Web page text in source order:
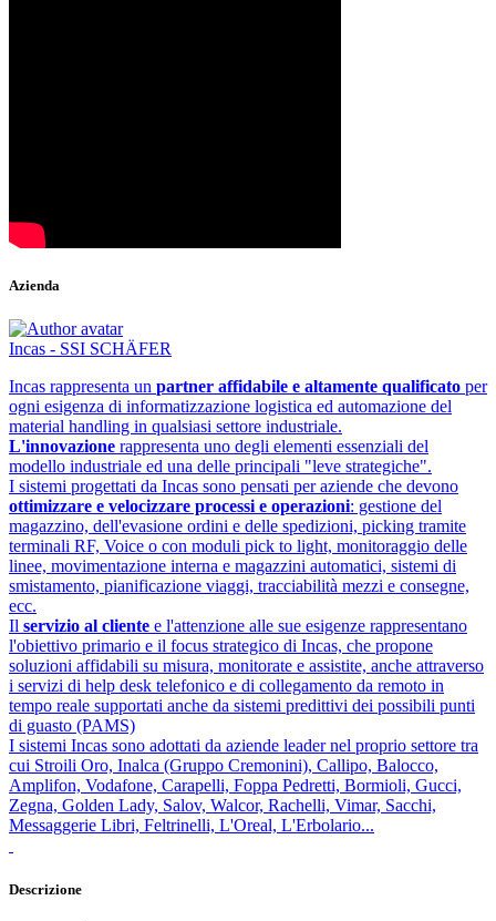
Azienda
Incas - SSI SCHÄFER
Incas rappresenta un partner affidabile e altamente qualificato per
ogni esigenza di informatizzazione logistica ed automazione del
material handling in qualsiasi settore industriale.
L'innovazione rappresenta uno degli elementi essenziali del
modello industriale ed una delle principali "leve strategiche".
I sistemi progettati da Incas sono pensati per aziende che devono
ottimizzare e velocizzare processi e operazioni: gestione del
magazzino, dell'evasione ordini e delle spedizioni, picking tramite
terminali RF, Voice o con moduli pick to light, monitoraggio delle
linee, movimentazione interna e magazzini automatici, sistemi di
smistamento, pianificazione viaggi, tracciabilità mezzi e consegne,
ecc.
Il servizio al cliente e l'attenzione alle sue esigenze rappresentano
l'obiettivo primario e il focus strategico di Incas, che propone
soluzioni affidabili su misura, monitorate e assistite, anche attraverso
i servizi di help desk telefonico e di collegamento da remoto in
tempo reale supportati anche da sistemi predittivi dei possibili punti
di guasto (PAMS)
I sistemi Incas sono adottati da aziende leader nel proprio settore tra
cui Stroili Oro, Inalca (Gruppo Cremonini), Callipo, Balocco,
Amplifon, Vodafone, Carapelli, Foppa Pedretti, Bormioli, Gucci,
Zegna, Golden Lady, Salov, Walcor, Rachelli, Vimar, Sacchi,
Messaggerie Libri, Feltrinelli, L'Oreal, L'Erbolario...
Descrizione